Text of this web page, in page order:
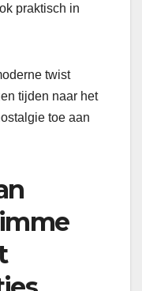
praktisch in
twist
tijden naar het
toe aan